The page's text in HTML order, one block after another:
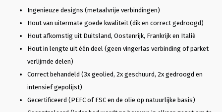
Ingenieuze designs (metaalvrije verbindingen)
Hout van uitermate goede kwaliteit (dik en correct gedroogd)
Hout afkomstig uit Duitsland, Oostenrijk, Frankrijk en Italië
Hout in lengte uit één deel (geen vingerlas verbinding of parket
verlijmde delen)
Correct behandeld (3x geolied, 2x geschuurd, 2x gedroogd en
intensief gepolijst)
Gecertificeerd (PEFC of FSC en de olie op natuurlijke basis)